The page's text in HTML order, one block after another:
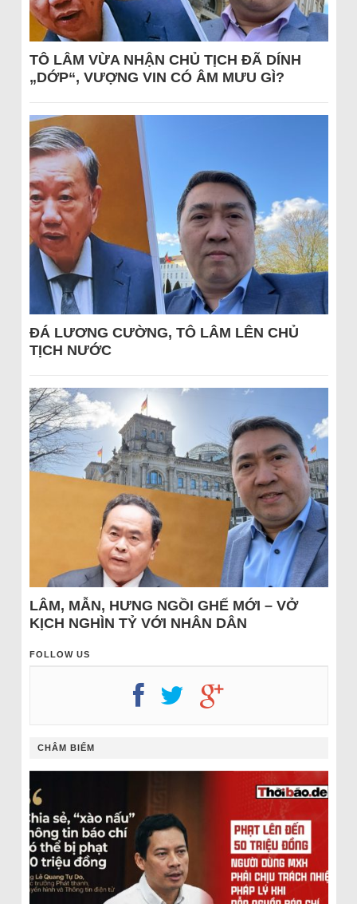
TÔ LÂM VỪA NHẬN CHỦ TỊCH ĐÃ DÍNH
„DỚP“, VƯỢNG VIN CÓ ÂM MƯU GÌ?
ĐÁ LƯƠNG CƯỜNG, TÔ LÂM LÊN CHỦ
TỊCH NƯỚC
LÂM, MẪN, HƯNG NGỒI GHẾ MỚI – VỞ
KỊCH NGHÌN TỶ VỚI NHÂN DÂN
FOLLOW US
CHÂM BIẾM